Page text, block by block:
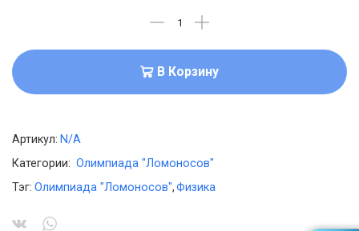
В Корзину
Артикул: N/A
Категории: Олимпиада "Ломоносов"
Тэг: Олимпиада "Ломоносов",Физика